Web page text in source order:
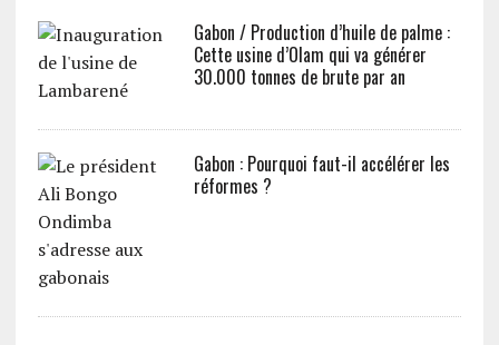
Gabon / Production d’huile de palme :
Cette usine d’Olam qui va générer
30.000 tonnes de brute par an
Gabon : Pourquoi faut-il accélérer les
réformes ?